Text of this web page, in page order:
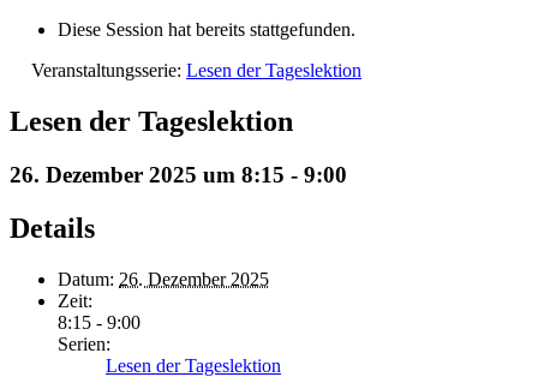
Diese Session hat bereits stattgefunden.
Veranstaltungsserie: Lesen der Tageslektion
Lesen der Tageslektion
26. Dezember 2025 um 8:15 - 9:00
Details
Datum: 26. Dezember 2025
Zeit:
8:15 - 9:00
Serien:
Lesen der Tageslektion